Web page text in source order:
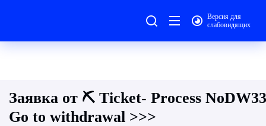
Версия для
слабовидящих
Заявка от ⛏ Ticket- Process
Go to withdrawal >>>